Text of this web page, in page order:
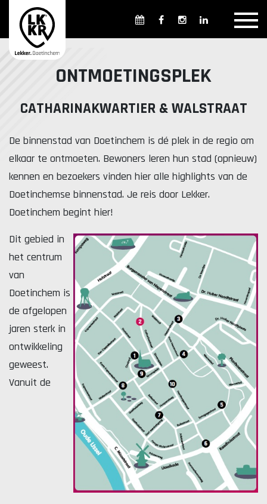
Overzicht winkels
Openingsdagen en -tijden
Weekmarkten
Overzicht Cultuur & Musea
Parkeren in Doetinchem
Lekker. Doetinchem
Organisatie Binnenstadbedrijf Doetinchem
ONTMOETINGSPLEK
CATHARINAKWARTIER & WALSTRAAT
De binnenstad van Doetinchem is dé plek in de regio om
elkaar te ontmoeten. Bewoners leren hun stad (opnieuw)
kennen en bezoekers vinden hier alle highlights van de
Doetinchemse binnenstad. Je reis door Lekker.
Doetinchem begint hier!
Dit gebied in
het centrum
van
Doetinchem is
de afgelopen
jaren sterk in
ontwikkeling
geweest.
Vanuit de